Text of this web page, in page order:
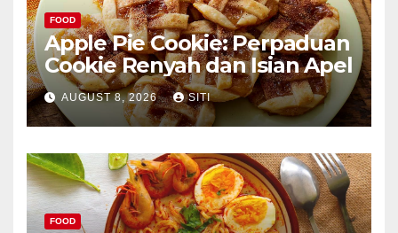
FOOD
Apple Pie Cookie: Perpaduan
Cookie Renyah dan Isian Apel
AUGUST 8, 2026 SITI
FOOD